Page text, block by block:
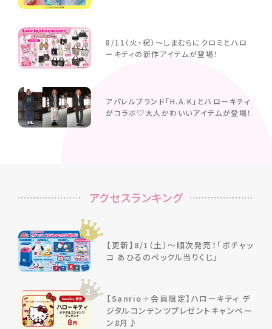
8/11（火・祝）～しまむらにクロミとハロ
ーキティの新作アイテムが登場！
アパレルブランド「H.A.K」とハローキティ
がコラボ♡大人かわいいアイテムが登場！
アクセスランキング
1
【更新】8/1（土）～順次発売！「ポチャッ
コ あひるのペックル当りくじ」
2
【Sanrio＋会員限定】ハローキティ デ
ジタルコンテンツプレゼントキャンペー
ン8月♪